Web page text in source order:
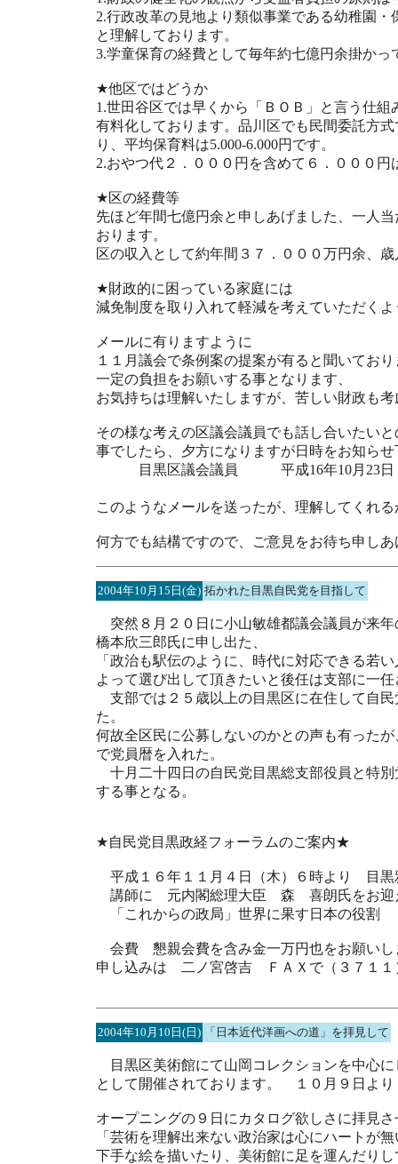
2.行政改革の見地より類似事業である幼稚園
と理解しております。
3.学童保育の経費として毎年約七億円余掛か
★他区ではどうか
1.世田谷区では早くから「ＢＯＢ」と言う仕組
有料化しております。品川区でも民間委託方
り、平均保育料は5.000-6.000円です。
2.おやつ代２．０００円を含めて６．０００
★区の経費等
先ほど年間七億円余と申しあげました、一人
おります。
区の収入として約年間３７．０００万円余、
★財政的に困っている家庭には
減免制度を取り入れて軽減を考えていただく
メールに有りますように
１１月議会で条例案の提案が有ると聞いてお
一定の負担をお願いする事となります、
お気持ちは理解いたしますが、苦しい財政も
その様な考えの区議会議員でも話し合いたいと
事でしたら、夕方になりますが日時をお知ら
目黒区議会議員 平成16年10月23日
このようなメールを送ったが、理解してくれる
何方でも結構ですので、ご意見をお待ち申しあ
2004年10月15日(金) 拓かれた目黒自民党を目指して
突然８月２０日に小山敏雄都議会議員が来
橋本欣三郎氏に申し出た、
「政治も駅伝のように、時代に対応できる若
よって選び出して頂きたいと後任は支部に一任
支部では２５歳以上の目黒区に在住して自
た。
何故全区民に公募しないのかとの声も有った
で党員暦を入れた。
十月二十四日の自民党目黒総支部役員と特
する事となる。
★自民党目黒政経フォーラムのご案内★
平成１６年１１月４日（木）６時より 目
講師に 元内閣総理大臣 森 喜朗氏をお迎
「これからの政局」世界に果す日本の役割
会費 懇親会費を含み金一万円也をお願いし
申し込みは 二ノ宮啓吉 ＦＡＸで（３７１１
2004年10月10日(日) 「日本近代洋画への道」を拝見して
目黒区美術館にて山岡コレクションを中心
として開催されております。 １０月９日より
オープニングの９日にカタログ欲しさに拝見
「芸術を理解出来ない政治家は心にハートが
下手な絵を描いたり、美術館に足を運んだり